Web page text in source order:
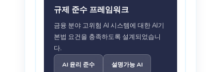
규제 준수 프레임워크
금융 분야 고위험 AI 시스템에 대한 AI기
본법 요건을 충족하도록 설계되었습니
다.
AI 윤리 준수 설명가능 AI